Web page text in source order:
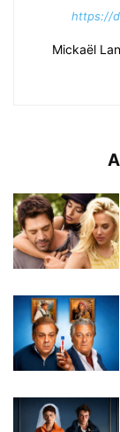
https://
Mickaël